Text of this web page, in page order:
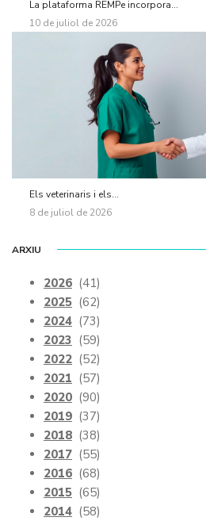
La plataforma REMPe incorpora...
10 de juliol de 2026
Els veterinaris i els...
8 de juliol de 2026
ARXIU
2026 (41)
2025 (62)
2024 (73)
2023 (59)
2022 (52)
2021 (57)
2020 (90)
2019 (37)
2018 (38)
2017 (55)
2016 (68)
2015 (65)
2014 (58)